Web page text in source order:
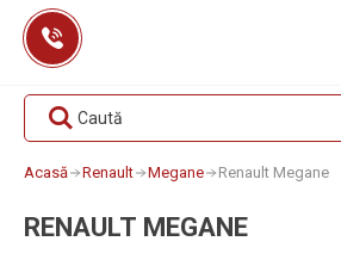
Skip
content
Caută
Acasă Renault Megane Renault Megane
RENAULT MEGANE